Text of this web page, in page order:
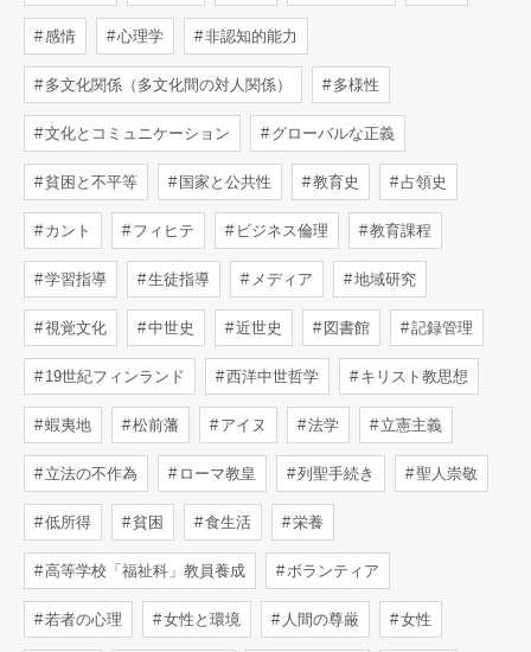
感情 心理学 非認知的能力
多文化関係（多文化間の対人関係） 多様性
文化とコミュニケーション グローバルな正義
貧困と不平等 国家と公共性 教育史 占領史
カント フィヒテ ビジネス倫理 教育課程
学習指導 生徒指導 メディア 地域研究
視覚文化 中世史 近世史 図書館 記録管理
19世紀フィンランド 西洋中世哲学 キリスト教思想
蝦夷地 松前藩 アイヌ 法学 立憲主義
立法の不作為 ローマ教皇 列聖手続き 聖人崇敬
低所得 貧困 食生活 栄養
高等学校「福祉科」教員養成 ボランティア
若者の心理 女性と環境 人間の尊厳 女性